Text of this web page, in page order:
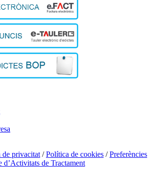
de privacitat /Política de cookies /Preferències
d’Activitats de Tractament